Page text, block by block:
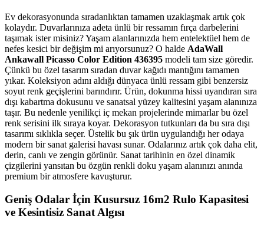
Ev dekorasyonunda sıradanlıktan tamamen uzaklaşmak artık çok
kolaydır. Duvarlarınıza adeta ünlü bir ressamın fırça darbelerini
taşımak ister misiniz? Yaşam alanlarınızda hem entelektüel hem de
nefes kesici bir değişim mi arıyorsunuz? O halde AdaWall
Ankawall Picasso Color Edition 436395 modeli tam size göredir.
Çünkü bu özel tasarım sıradan duvar kağıdı mantığını tamamen
yıkar. Koleksiyon adını aldığı dünyaca ünlü ressam gibi benzersiz
soyut renk geçişlerini barındırır. Ürün, dokunma hissi uyandıran sıra
dışı kabartma dokusunu ve sanatsal yüzey kalitesini yaşam alanınıza
taşır. Bu nedenle yenilikçi iç mekan projelerinde mimarlar bu özel
renk serisini ilk sıraya koyar. Dekorasyon tutkunları da bu sıra dışı
tasarımı sıklıkla seçer. Üstelik bu şık ürün uygulandığı her odaya
modern bir sanat galerisi havası sunar. Odalarınız artık çok daha elit,
derin, canlı ve zengin görünür. Sanat tarihinin en özel dinamik
çizgilerini yansıtan bu özgün renkli doku yaşam alanınızı anında
premium bir atmosfere kavuşturur.
Geniş Odalar İçin Kusursuz 16m2 Rulo Kapasitesi
ve Kesintisiz Sanat Algısı